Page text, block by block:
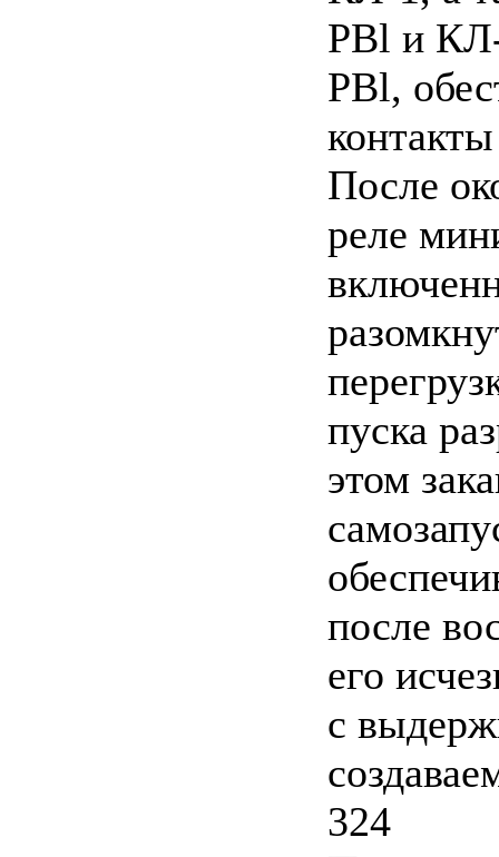
PBl и
PBl,
После
реле
пуска
этом
после
его
с
324